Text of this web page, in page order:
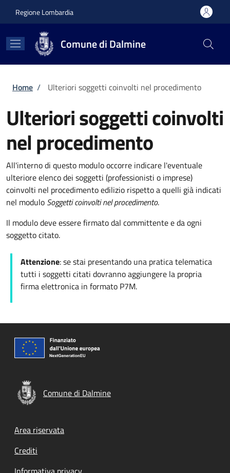
Regione Lombardia
Comune di Dalmine
Briciole di pane
Home / Ulteriori soggetti coinvolti nel procedimento
Ulteriori soggetti coinvolti
nel procedimento
All'interno di questo modulo occorre indicare l'eventuale
ulteriore elenco dei soggetti (professionisti o imprese)
coinvolti nel procedimento edilizio rispetto a quelli già indicati
nel modulo Soggetti coinvolti nel procedimento.
Il modulo deve essere firmato dal committente e da ogni
soggetto citato.
Attenzione: se stai presentando una pratica telematica
tutti i soggetti citati dovranno aggiungere la propria
firma elettronica in formato P7M.
Comune di Dalmine
Footer menu
Area riservata
Crediti